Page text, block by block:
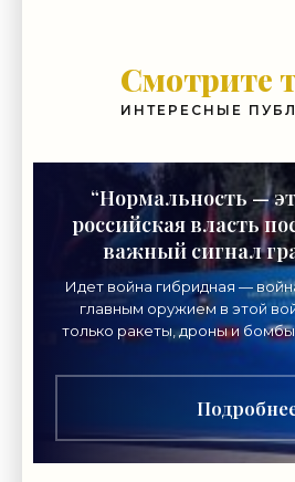
Смотрите
ИНТЕРЕСНЫЕ
“Нормальность —
российская власть
важный сигнал
Идет война гибридная —
главным оружием в этой
только ракеты, дроны и
конфликте